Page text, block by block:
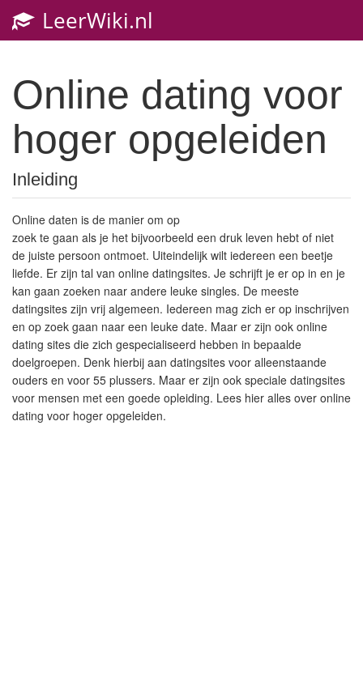
LeerWiki.nl
Online dating voor
hoger opgeleiden
Inleiding
Online daten is de manier om op
zoek te gaan als je het bijvoorbeeld een druk leven hebt of niet
de juiste persoon ontmoet. Uiteindelijk wilt iedereen een beetje
liefde. Er zijn tal van online datingsites. Je schrijft je er op in en je
kan gaan zoeken naar andere leuke singles. De meeste
datingsites zijn vrij algemeen. Iedereen mag zich er op inschrijven
en op zoek gaan naar een leuke date. Maar er zijn ook online
dating sites die zich gespecialiseerd hebben in bepaalde
doelgroepen. Denk hierbij aan datingsites voor alleenstaande
ouders en voor 55 plussers. Maar er zijn ook speciale datingsites
voor mensen met een goede opleiding. Lees hier alles over online
dating voor hoger opgeleiden.